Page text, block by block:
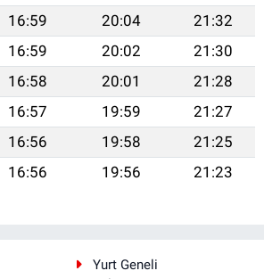
16:59 20:04
21:32
16:59 20:02
21:30
16:58 20:01
21:28
16:57 19:59
21:27
16:56 19:58
21:25
16:56 19:56 21:23
Yurt Geneli